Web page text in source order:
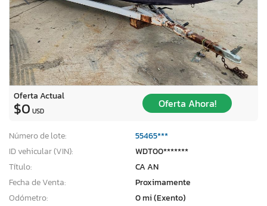
Oferta Actual
$0 USD
Oferta Ahora!
Número de lote:
55465***
ID vehicular (VIN):
WDT00*******
Título:
CA AN
Fecha de Venta:
Proximamente
Odómetro:
0 mi (Exento)